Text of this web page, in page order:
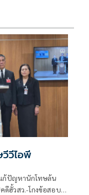
วีไอพี
ก้ปัญหานักโทษล้น
ดีฮั้วสว.-โกงข้อสอบ